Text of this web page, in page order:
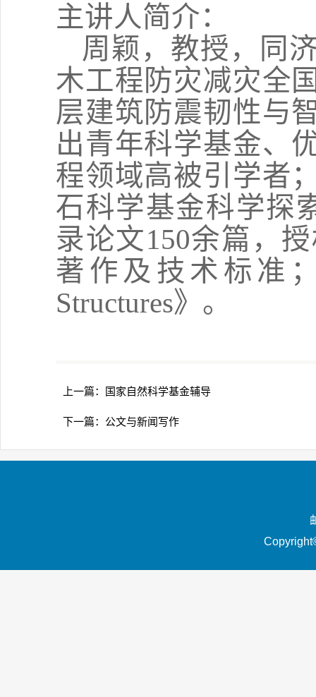
主讲人简介：
周颖，教授，同
木工程防灾减灾全
层建筑防震韧性与
出青年科学基金、
程领域高被引学者
石科学基金科学探
录论文150余篇，
著作及技术标准
Structures》。
上一篇： 国家自然科学基金辅导
下一篇： 公文与新闻写作